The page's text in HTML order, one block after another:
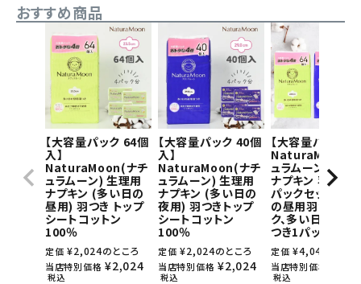
おすすめ商品
【大容量パック 64個
入】
NaturaMoon(ナチ
ュラムーン) 生理用
ナプキン (多い日の
昼用) 羽つき トップ
シートコットン
100％
定価 ¥2,024のところ
当店特別価格 ¥2,024
税込
【大容量パック 40個
入】
NaturaMoon(ナチ
ュラムーン) 生理用
ナプキン (多い日の
夜用) 羽つきトップ
シートコットン
100％
定価 ¥2,024のところ
当店特別価格 ¥2,024
税込
【大容量パック】
NaturaMoon(
ュラムーン) 生理
ナプキン 羽つき
パックセット(多
の昼用羽つき1パ
ク、多い日の夜
つき1パック)
定価 ¥4,048
当店特別価格
税込